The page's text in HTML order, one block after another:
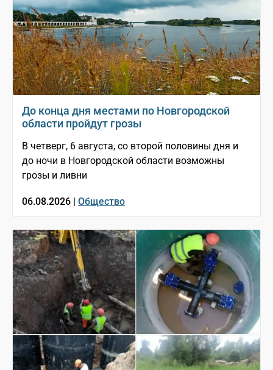
До конца дня местами по Новгородской
области пройдут грозы
В четверг, 6 августа, со второй половины дня и
до ночи в Новгородской области возможны
грозы и ливни
06.08.2026 | Общество